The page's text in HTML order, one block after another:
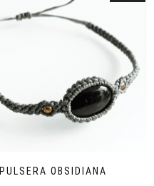
PULSERA OBSIDIANA